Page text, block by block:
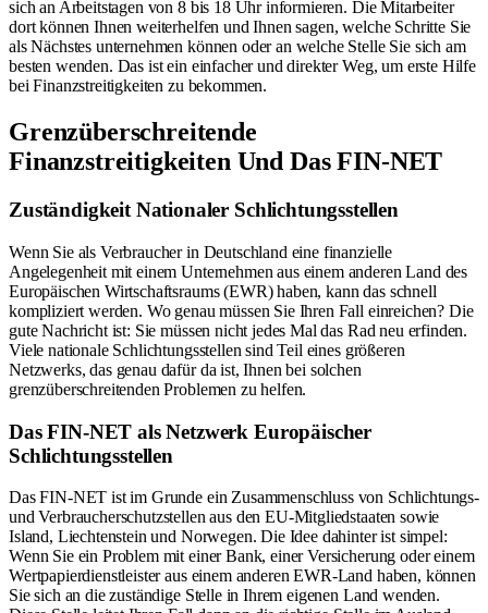
sich an Arbeitstagen von 8 bis 18 Uhr informieren. Die Mitarbeiter
dort können Ihnen weiterhelfen und Ihnen sagen, welche Schritte Sie
als Nächstes unternehmen können oder an welche Stelle Sie sich am
besten wenden. Das ist ein einfacher und direkter Weg, um erste Hilfe
bei Finanzstreitigkeiten zu bekommen.
Grenzüberschreitende
Finanzstreitigkeiten Und Das FIN-NET
Zuständigkeit Nationaler Schlichtungsstellen
Wenn Sie als Verbraucher in Deutschland eine finanzielle
Angelegenheit mit einem Unternehmen aus einem anderen Land des
Europäischen Wirtschaftsraums (EWR) haben, kann das schnell
kompliziert werden. Wo genau müssen Sie Ihren Fall einreichen? Die
gute Nachricht ist: Sie müssen nicht jedes Mal das Rad neu erfinden.
Viele nationale Schlichtungsstellen sind Teil eines größeren
Netzwerks, das genau dafür da ist, Ihnen bei solchen
grenzüberschreitenden Problemen zu helfen.
Das FIN-NET als Netzwerk Europäischer
Schlichtungsstellen
Das FIN-NET ist im Grunde ein Zusammenschluss von Schlichtungs-
und Verbraucherschutzstellen aus den EU-Mitgliedstaaten sowie
Island, Liechtenstein und Norwegen. Die Idee dahinter ist simpel:
Wenn Sie ein Problem mit einer Bank, einer Versicherung oder einem
Wertpapierdienstleister aus einem anderen EWR-Land haben, können
Sie sich an die zuständige Stelle in Ihrem eigenen Land wenden.